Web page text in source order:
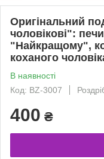
Оригінальний
чоловікові":
"Найкращому",
коханого
В наявності
Код: BZ-3007
400 ₴